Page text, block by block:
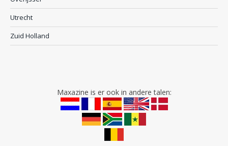
Utrecht
Zuid Holland
Maxazine is er ook in andere talen: